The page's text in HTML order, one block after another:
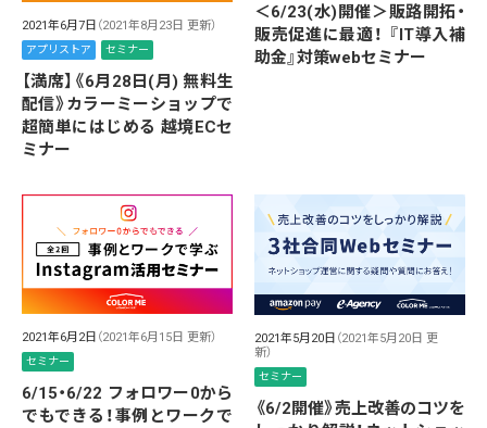
2021年6月7日 （2021年8月23日 更新）
アプリストア セミナー
【満席】《6月28日(月) 無料生
配信》カラーミーショップで
超簡単にはじめる 越境ECセ
ミナー
＜6/23(水)開催＞販路開拓・
販売促進に最適！ 『IT導入補
助金』対策webセミナー
2021年6月2日 （2021年6月15日 更新）
セミナー
6/15・6/22 フォロワー0から
でもできる！事例とワークで
2021年5月20日 （2021年5月20日 更
新）
セミナー
《6/2開催》売上改善のコツを